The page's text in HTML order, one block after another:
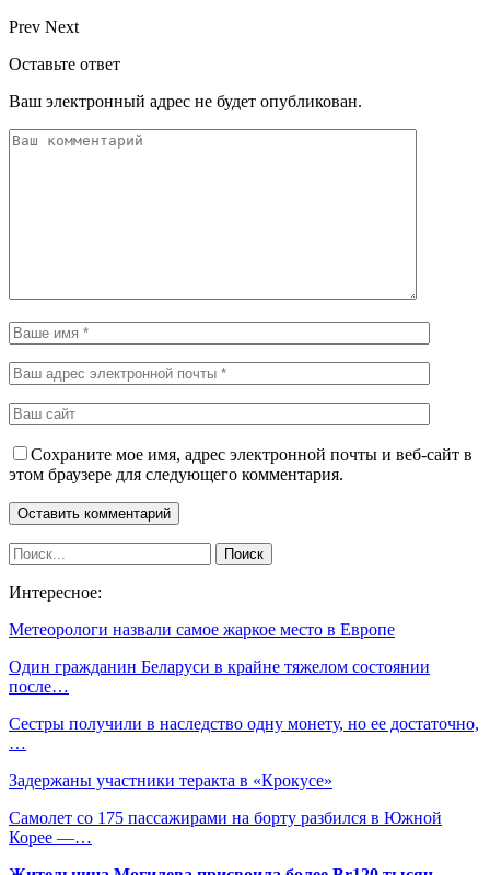
Prev Next
Оставьте ответ
Ваш электронный адрес не будет опубликован.
Сохраните мое имя, адрес электронной почты и веб-сайт в
этом браузере для следующего комментария.
Интересное:
Метеорологи назвали самое жаркое место в Европе
Один гражданин Беларуси в крайне тяжелом состоянии
после…
Сестры получили в наследство одну монету, но ее достаточно,
…
Задержаны участники теракта в «Крокусе»
Самолет со 175 пассажирами на борту разбился в Южной
Корее —…